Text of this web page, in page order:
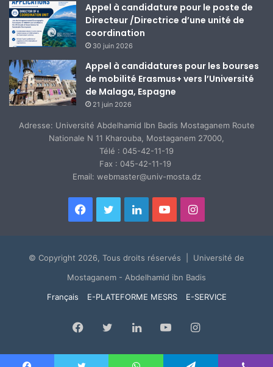
Appel à candidature pour le poste de
Directeur /Directrice d’une unité de
coordination
30 juin 2026
Appel à candidatures pour les bourses
de mobilité Erasmus+ vers l’Université
de Malaga, Espagne
21 juin 2026
Adresse: Université Abdelhamid Ibn Badis Mostaganem Route
Nationale N 11 Kharouba, Mostaganem 27000,
Télé : 045-42-11-19
Fax : 045-42-11-19
Email: webmaster@univ-mosta.dz
Facebook
TwitterLinkedinYouTubeInstagram
© Copyright 2026, Tous droits réservés | Université de
Mostaganem - Abdelhamid ibn Badis
Français
E-PLATEFORME MESRS E-SERVICE
Facebook
TwitterLinkedinYouTubeInstagram